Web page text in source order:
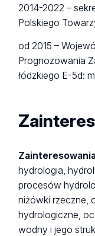
2014-2022 –
Polskiego
od 2015 –
Prognozowania
łódzkiego E-5d:
hydrologia,
procesów
niżówki rzeczne,
hydrologiczne,
wodny i jego